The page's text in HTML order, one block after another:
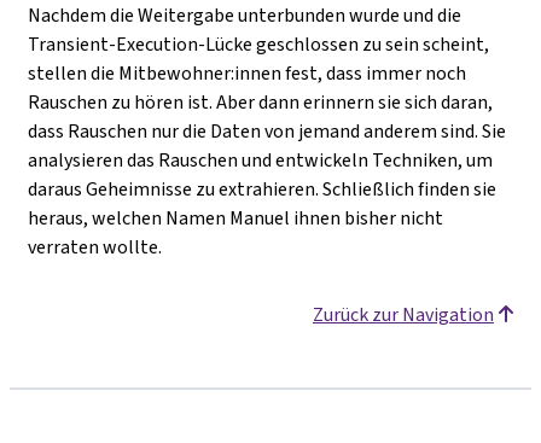
Nachdem die Weitergabe unterbunden wurde und die
Transient-Execution-Lücke geschlossen zu sein scheint,
stellen die Mitbewohner:innen fest, dass immer noch
Rauschen zu hören ist. Aber dann erinnern sie sich daran,
dass Rauschen nur die Daten von jemand anderem sind. Sie
analysieren das Rauschen und entwickeln Techniken, um
daraus Geheimnisse zu extrahieren. Schließlich finden sie
heraus, welchen Namen Manuel ihnen bisher nicht
verraten wollte.
Zurück zur Navigation